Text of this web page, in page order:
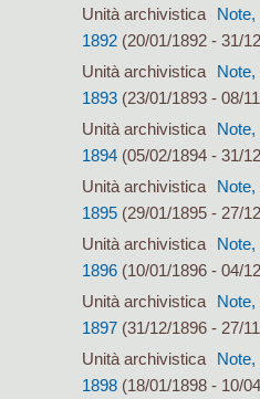
Unità archivistica
1892 (20/01/1892 - 31/
Unità archivistica
1893 (23/01/1893 - 08/
Unità archivistica
1894 (05/02/1894 - 31/
Unità archivistica
1895 (29/01/1895 - 27/
Unità archivistica
1896 (10/01/1896 - 04/
Unità archivistica
1897 (31/12/1896 - 27/
Unità archivistica
1898 (18/01/1898 - 10/